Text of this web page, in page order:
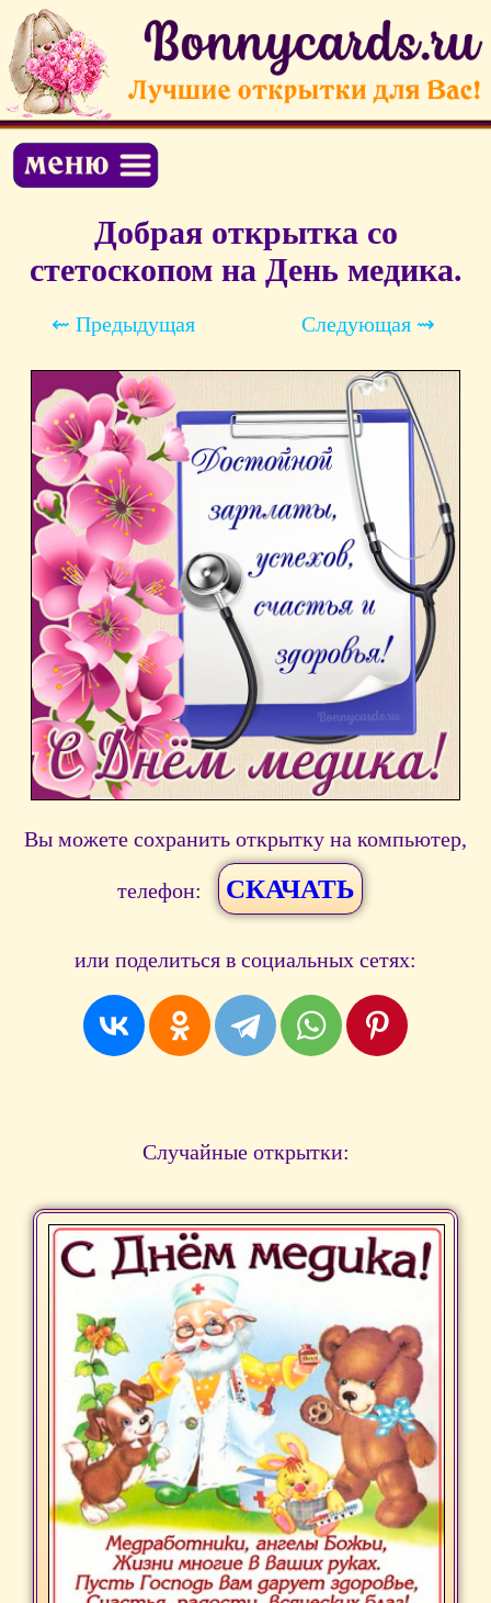
Добрая открытка со
стетоскопом на День медика.
⇜ Предыдущая Следующая ⇝
Вы можете сохранить открытку на компьютер,
телефон: СКАЧАТЬ
или поделиться в социальных сетях:
Случайные открытки: